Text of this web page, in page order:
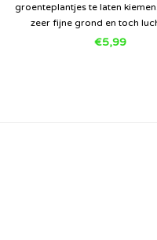
groenteplantjes te laten
zeer fijne grond en toch
structuur. Er zit een klein beetje
€5,99